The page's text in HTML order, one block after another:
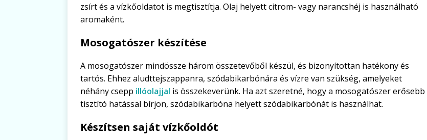
zsírt és a vízkőoldatot is megtisztítja. Olaj helyett citrom- vagy narancshéj is használható
aromaként.
Mosogatószer készítése
A mosogatószer mindössze három összetevőből készül, és bizonyítottan hatékony és
tartós. Ehhez aludttejszappanra, szódabikarbónára és vízre van szükség, amelyeket
néhány csepp illóolajjal is összekeverünk. Ha azt szeretné, hogy a mosogatószer erősebb
tisztító hatással bírjon, szódabikarbóna helyett szódabikarbónát is használhat.
Készítsen saját vízkőoldót